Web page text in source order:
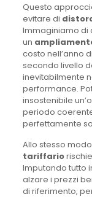
Questo
evitare di
Immaginiamo di
un
costo nell’anno
secondo livello
inevitabilmente
performance.
insostenibile
periodo
perfettamente
Allo stesso
tariffario
Imputando tutto
alzare i prezzi
di riferimento,